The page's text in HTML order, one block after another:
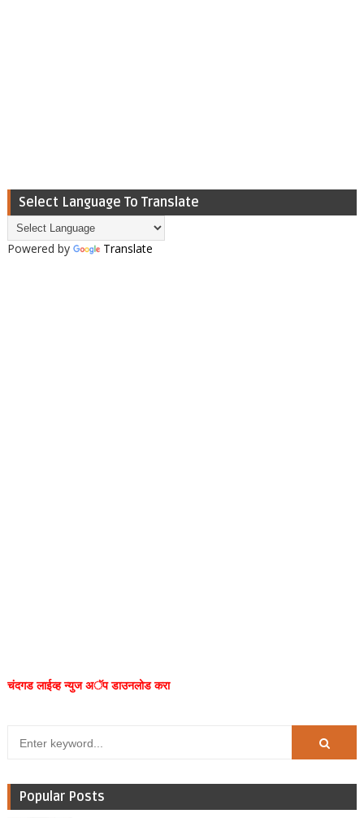
Select Language To Translate
Powered by Translate
चंदगड लाईव्ह न्युज अॅप डाउनलोड करा
Popular Posts